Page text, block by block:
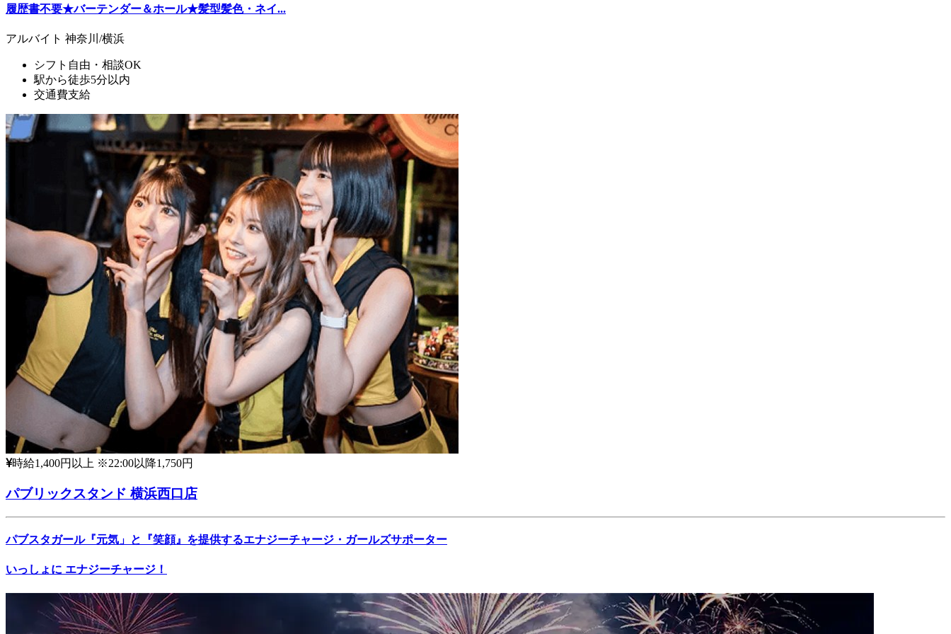
履歴書不要★バーテンダー＆ホール★髪型髪色・ネイ...
アルバイト 神奈川/横浜
シフト自由・相談OK
駅から徒歩5分以内
交通費支給
時給1,400円以上 ※22:00以降1,750円
パブリックスタンド 横浜西口店
パブスタガール『元気」と『笑顔』を提供するエナジーチャージ・ガールズサポーター
いっしょに エナジーチャージ！